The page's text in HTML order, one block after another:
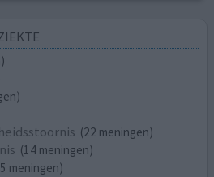
(22 meningen)
(14 meningen)
meningen)